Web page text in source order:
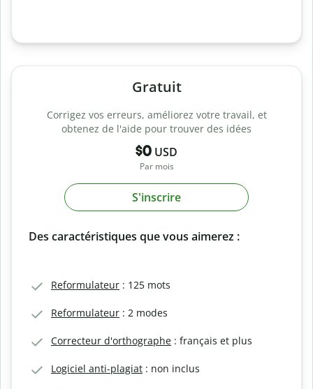
Gratuit
Corrigez vos erreurs, améliorez votre travail, et
obtenez de l'aide pour trouver des idées
$0 USD
Par mois
S'inscrire
Des caractéristiques que vous aimerez :
Reformulateur : 125 mots
Reformulateur : 2 modes
Correcteur d'orthographe : français et plus
Logiciel anti-plagiat : non inclus